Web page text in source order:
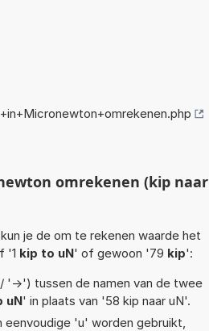
omrekenen (kip naar
je de om te rekenen waarde het
'1 kip to uN' of gewoon '79 kip':
>') tussen de namen van de twee
uN' in plaats van '58 kip naar uN'.
'u' worden gebruikt,